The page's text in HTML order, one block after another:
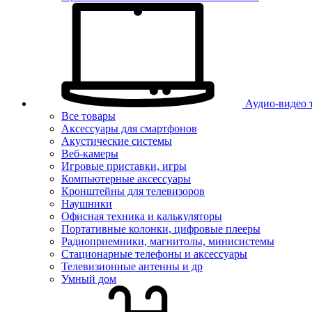
Аудио-видео
Все товары
Аксессуары для смартфонов
Акустические системы
Веб-камеры
Игровые приставки, игры
Компьютерные аксессуары
Кронштейны для телевизоров
Наушники
Офисная техника и калькуляторы
Портативные колонки, цифровые плееры
Радиоприемники, магнитолы, минисистемы
Стационарные телефоны и аксессуары
Телевизионные антенны и др
Умный дом